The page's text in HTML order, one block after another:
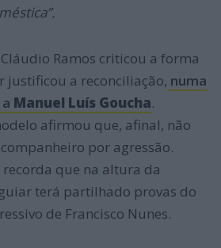
Ramos criticou a forma
justificou a reconciliação, numa
Manuel Luís Goucha.
afirmou que, afinal, não
por agressão.
que na altura da
terá partilhado provas do
de Francisco Nunes.